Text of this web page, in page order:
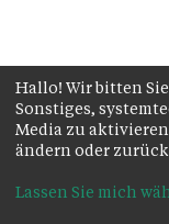
Hallo! Wir bitten
Sonstiges,
Media zu
ändern oder
Lassen Sie mich